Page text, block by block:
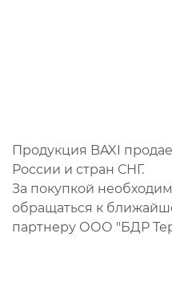
Продукция BAXI
России и стран СНГ.
За покупкой
обращаться к
партнеру ООО "БДР